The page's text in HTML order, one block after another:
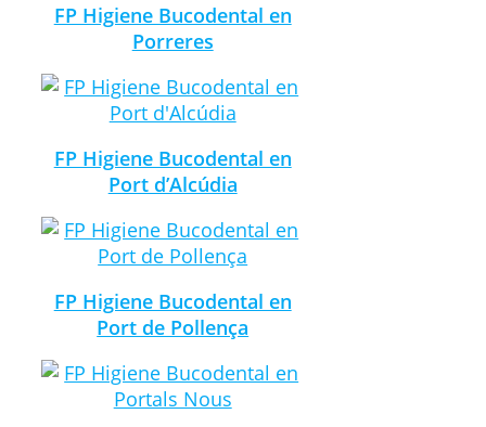
FP Higiene Bucodental en
Porreres
FP Higiene Bucodental en
Port d’Alcúdia
FP Higiene Bucodental en
Port de Pollença